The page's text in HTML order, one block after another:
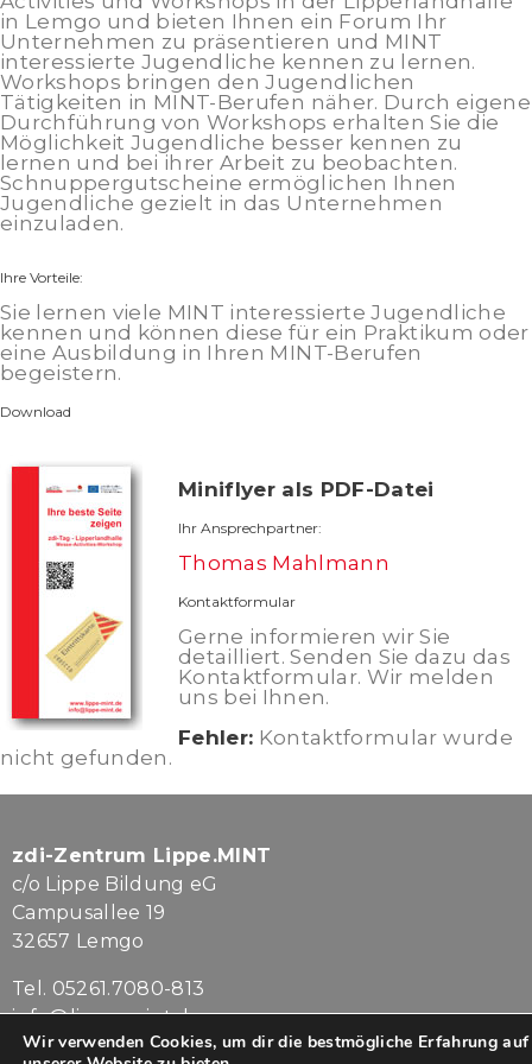
in Lemgo und bieten Ihnen ein Forum Ihr
Unternehmen zu präsentieren und MINT
interessierte Jugendliche kennen zu lernen.
Workshops bringen den Jugendlichen
Tätigkeiten in MINT-Berufen näher. Durch eigene
Durchführung von Workshops erhalten Sie die
Möglichkeit Jugendliche besser kennen zu
lernen und bei ihrer Arbeit zu beobachten.
Schnuppergutscheine ermöglichen Ihnen
Jugendliche gezielt in das Unternehmen
einzuladen.
Ihre Vorteile:
Sie lernen viele MINT interessierte Jugendliche
kennen und können diese für ein Praktikum oder
eine Ausbildung in Ihren MINT-Berufen
begeistern.
Download
Miniflyer als PDF-Datei
Ihr Ansprechpartner:
Thomas Mahlmann
Kontaktformular
Gerne informieren wir Sie
detailliert. Senden Sie dazu das
Kontaktformular. Wir melden
uns bei Ihnen.
Fehler: Kontaktformular wurde
nicht gefunden.
zdi-Zentrum Lippe.MINT
c/o Lippe Bildung eG
Campusallee 19
32657 Lemgo
Tel. 05261.7080-813
info@lippe-mint.de
Wir verwenden Cookies, um dir die bestmögliche Erfahrung auf